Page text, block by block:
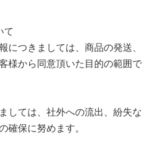
て
につきましては、商品の発送、
様から同意頂いた目的の範囲で
しては、社外への流出、紛失な
確保に努めます。